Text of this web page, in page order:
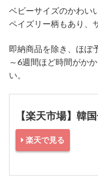
ベビーサイズのかわい
ペイズリー柄もあり、
即納商品を除き、ほぼ
～6週間ほど時間がか
い。
【楽天市場】韓
楽天で見る